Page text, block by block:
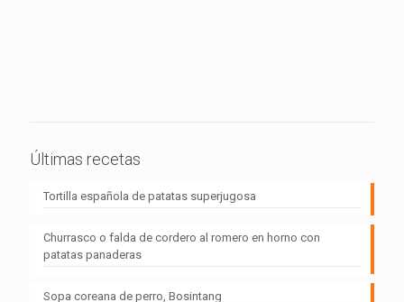
Últimas recetas
Tortilla española de patatas superjugosa
Churrasco o falda de cordero al romero en horno con
patatas panaderas
Sopa coreana de perro, Bosintang